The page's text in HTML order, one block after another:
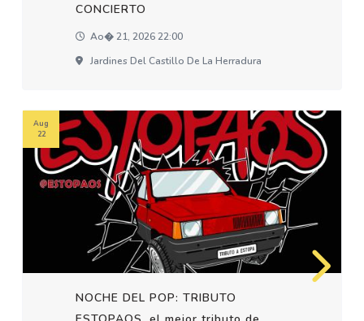
CONCIERTO
Ao� 21, 2026 22:00
Jardines Del Castillo De La Herradura
NOCHE DEL POP: TRIBUTO
Aug
22